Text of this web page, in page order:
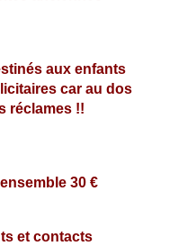
aux enfants
car au dos
réclames !!
30 €
et contacts